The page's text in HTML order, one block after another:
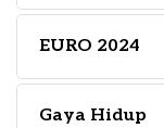
EURO 2024
Gaya Hidup